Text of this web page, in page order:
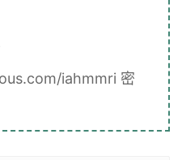
iahmmri 密